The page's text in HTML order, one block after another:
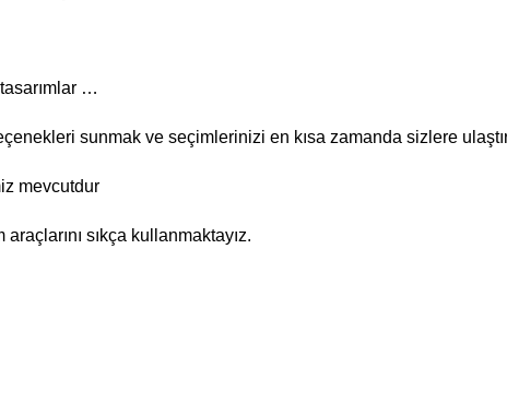
…
sunmak ve seçimlerinizi en kısa zamanda sizlere
mevcutdur
sıkça kullanmaktayız.